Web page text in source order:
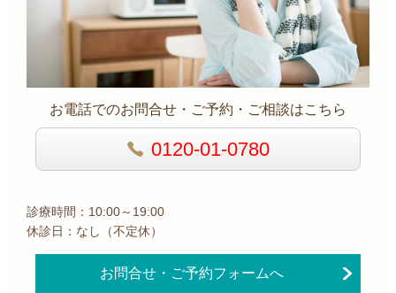
お電話でのお問合せ・ご予約・ご相談はこちら
0120-01-0780
診療時間：10:00～19:00
休診日：なし（不定休）
お問合せ・ご予約フォームへ